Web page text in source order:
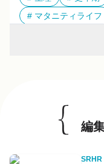
マタニティライフ
編
SRHR